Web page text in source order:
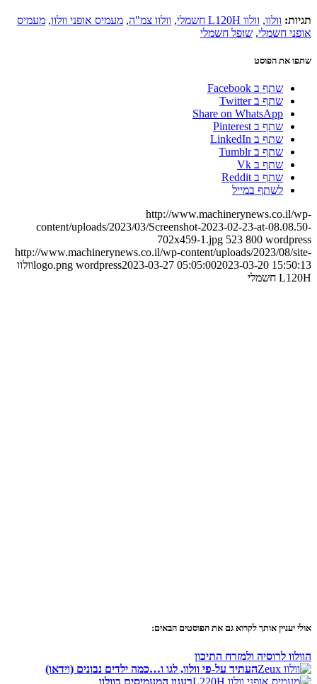
תגיות: וולוו, וולוו L120H חשמלי , וולוו צמ"ה, מעמיס אופני וולוו, מעמיס
אופני חשמלי, שופל חשמלי
שתפו את הפוסט
שתף ב Facebook
שתף ב Twitter
Share on WhatsApp
שתף ב Pinterest
שתף ב LinkedIn
שתף ב Tumblr
שתף ב Vk
שתף ב Reddit
לשתף במייל
http://www.machinerynews.co.il/wp-
content/uploads/2023/03/Screenshot-2023-02-23-at-08.08.50-
702x459-1.jpg 523 800 wordpress
http://www.machinerynews.co.il/wp-content/uploads/2023/08/site-
logo.png wordpress2023-03-27 05:05:002023-03-20 15:50:13
וולוו
L120H חשמלי
אולי יעניין אותך לקרוא גם את הפוסטים הבאים:
הוולוו לרוסיה ולמזרח התיכון
העתיד על-פי וולוו, לגו ו…כמה ילדים נבונים (וידאו)
רענון המעמיסים בוולוו